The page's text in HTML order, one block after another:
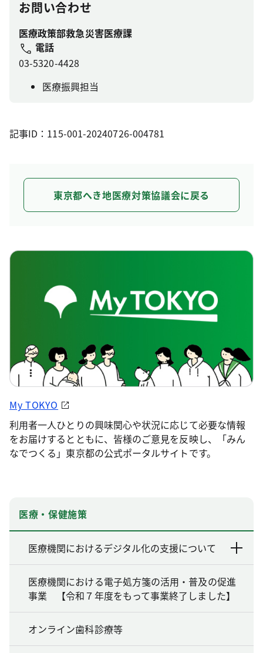
お問い合わせ
医療政策部救急災害医療課
電話
03-5320-4428
医療振興担当
記事ID：115-001-20240726-004781
東京都へき地医療対策協議会に戻る
My TOKYO
利用者一人ひとりの興味関心や状況に応じて必要な情報
をお届けするとともに、皆様のご意見を反映し、「みん
なでつくる」東京都の公式ポータルサイトです。
医療・保健施策
医療機関におけるデジタル化の支援について
医療機関における電子処方箋の活用・普及の促進
事業 【令和７年度をもって事業終了しました】
オンライン歯科診療等